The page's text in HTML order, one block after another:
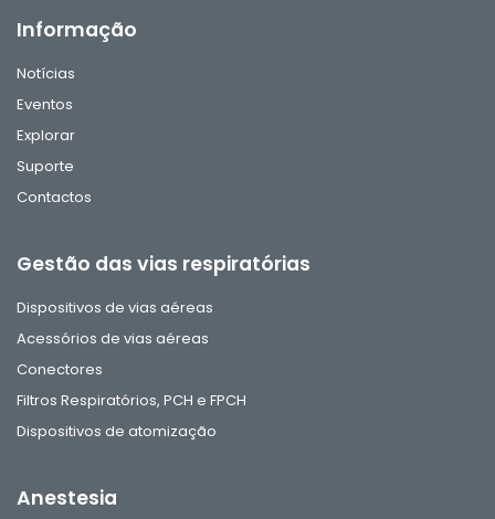
Informação
Notícias
Eventos
Explorar
Suporte
Contactos
Gestão das vias respiratórias
Dispositivos de vias aéreas
Acessórios de vias aéreas
Conectores
Filtros Respiratórios, PCH e FPCH
Dispositivos de atomização
Anestesia